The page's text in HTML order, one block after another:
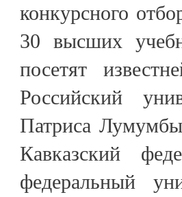
конкурсного
30 высших
посетят
Российский
Патриса
Кавказский
федеральный